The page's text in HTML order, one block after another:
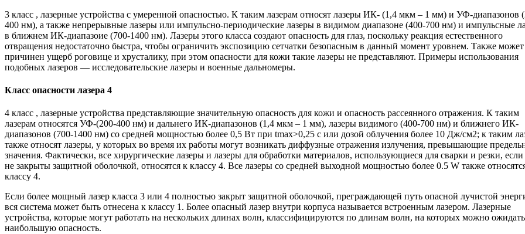
3 класс , лазерные устройства с умеренной опасностью. К таким лазерам относят лазеры ИК- (1,4 мкм – 1 мм) и УФ-диапазонов
400 нм), а также непрерывные лазеры или импульсно-периодические лазеры в видимом диапазоне (400-700 нм) и импульсные
в ближнем ИК-диапазоие (700-1400 нм). Лазеры этого класса создают опасность для глаз, поскольку реакция естественного
отвращения недостаточно быстра, чтобы ограничить экспозицию сетчатки безопасным в данный момент уровнем. Также
причинен ущерб роговице и хрусталику, при этом опасности для кожи такие лазеры не представляют. Примеры использования
подобных лазеров — исследовательские лазеры и военные дальномеры.
Класс опасности лазера 4
4 класс , лазерные устройства представляющие значительную опасность для кожи и опасность рассеянного отражения. К таким
лазерам относятся УФ-(200-400 нм) и дальнего ИК-диапазонов (1,4 мкм – 1 мм), лазеры видимого (400-700 нм) и ближнего ИК-
диапазонов (700-1400 нм) со средней мощностью более 0,5 Вт при tmax>0,25 с или дозой облучения более 10 Дж/см2; к таким
также относят лазеры, у которых во время их работы могут возникать диффузные отражения излучения, превышающие
значения. Фактически, все хирургические лазеры и лазеры для обработки материалов, использующиеся для сварки и резки,
не закрыты защитной оболочкой, относятся к классу 4. Все лазеры со средней выходной мощностью более 0.5 W также
классу 4.
Если более мощный лазер класса 3 или 4 полностью закрыт защитной оболочкой, преграждающей путь опасной лучистой
вся система может быть отнесена к классу 1. Более опасный лазер внутри корпуса называется встроенным лазером. Лазерные
устройства, которые могут работать на нескольких длинах волн, классифицируются по длинам волн, на которых можно ожидать
наибольшую опасность.